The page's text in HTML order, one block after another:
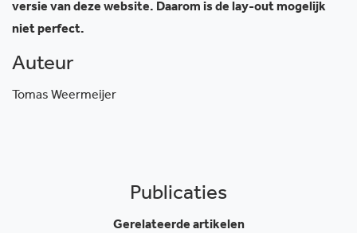
versie van deze website. Daarom is de lay-out mogelijk
niet perfect.
Auteur
Tomas Weermeijer
Publicaties
Gerelateerde artikelen